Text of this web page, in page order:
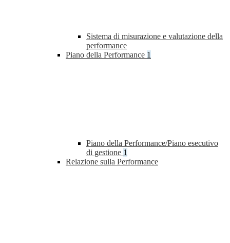
Sistema di misurazione e valutazione della
performance
Piano della Performance 1
Piano della Performance/Piano esecutivo
di gestione 1
Relazione sulla Performance